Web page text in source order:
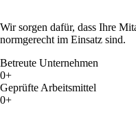
Wir sorgen dafür, dass Ihre
normgerecht im Einsatz sind.
Betreute Unternehmen
0+
Geprüfte Arbeitsmittel
0+